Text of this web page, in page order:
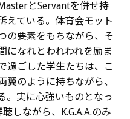
とServantを併せ持
えている。体育会モット
の要素をもちながら、そ
になれとわれわれを励ま
過ごした学生たちは、こ
翼のように持ちながら、
。実に心強いものとなっ
しながら、
K.G.A.A.のみ